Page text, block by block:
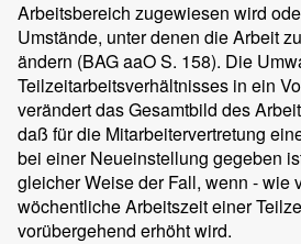
Arbeitsbereich zugewiesen wird
Umstände, unter denen die Arbeit
ändern (BAG aaO S. 158). Die
Teilzeitarbeitsverhältnisses in ein
verändert das Gesamtbild des
daß für die Mitarbeitervertretung
bei einer Neueinstellung gegeben
gleicher Weise der Fall, wenn - wie
wöchentliche Arbeitszeit einer
vorübergehend erhöht wird.